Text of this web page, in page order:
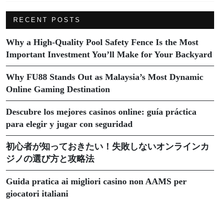
RECENT POSTS
Why a High-Quality Pool Safety Fence Is the Most
Important Investment You’ll Make for Your Backyard
Why FU88 Stands Out as Malaysia’s Most Dynamic
Online Gaming Destination
Descubre los mejores casinos online: guía práctica
para elegir y jugar con seguridad
初心者が知っておきたい！失敗しないオンラインカ
ジノの選び方と攻略法
Guida pratica ai migliori casino non AAMS per
giocatori italiani